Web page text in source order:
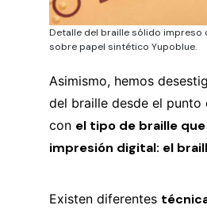
Detalle del braille sólido impreso
sobre papel sintético Yupoblue.
Asimismo, hemos
del braille desde el
con el tipo de braille que
impresión digital: el
Existen diferentes